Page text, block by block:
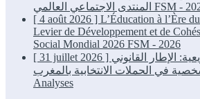
FSM -
[ 4 août 2026 ] L’Éducation à l’Ère
Levier de Développement et de
Social Mondial 2026 FSM - 2026
[ 31 juillet 2026 ] 2026 التشريعية: الإطار القانوني
في الحملات الانتخابية بالمغرب
Analyses